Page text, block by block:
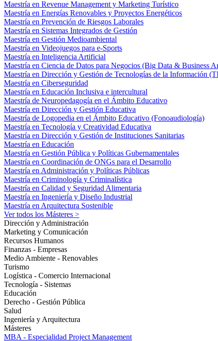
Maestría en Revenue Management y Marketing Turístico
Maestría en Energías Renovables y Proyectos Energéticos
Maestría en Prevención de Riesgos Laborales
Maestría en Sistemas Integrados de Gestión
Maestría en Gestión Medioambiental
Maestría en Videojuegos para e-Sports
Maestría en Inteligencia Artificial
Maestría en Ciencia de Datos para Negocios (Big Data & Business
Maestría en Dirección y Gestión de Tecnologías de la Información
Maestría en Ciberseguridad
Maestría en Educación Inclusiva e intercultural
Maestría de Neuropedagogía en el Ámbito Educativo
Maestría en Dirección y Gestión Educativa
Maestría de Logopedia en el Ámbito Educativo (Fonoaudiología)
Maestría en Tecnología y Creatividad Educativa
Maestría en Dirección y Gestión de Instituciones Sanitarias
Maestría en Educación
Maestría en Gestión Pública y Políticas Gubernamentales
Maestría en Coordinación de ONGs para el Desarrollo
Maestría en Administración y Políticas Públicas
Maestría en Criminología y Criminalística
Maestría en Calidad y Seguridad Alimentaria
Maestría en Ingeniería y Diseño Industrial
Maestría en Arquitectura Sostenible
Ver todos los Másteres >
Dirección y Administración
Marketing y Comunicación
Recursos Humanos
Finanzas - Empresas
Medio Ambiente - Renovables
Turismo
Logística - Comercio Internacional
Tecnología - Sistemas
Educación
Derecho - Gestión Pública
Salud
Ingeniería y Arquitectura
Másteres
MBA - Especialidad Project Management